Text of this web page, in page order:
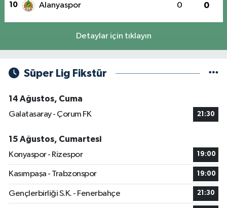
10 Alanyaspor 0 0
Detaylar için tıklayın
Süper Lig Fikstür
14 Ağustos, Cuma
Galatasaray - Çorum FK
21:30
15 Ağustos, Cumartesi
Konyaspor - Rizespor
19:00
Kasımpaşa - Trabzonspor 19:00
Gençlerbirliği S.K. - Fenerbahçe 21:30